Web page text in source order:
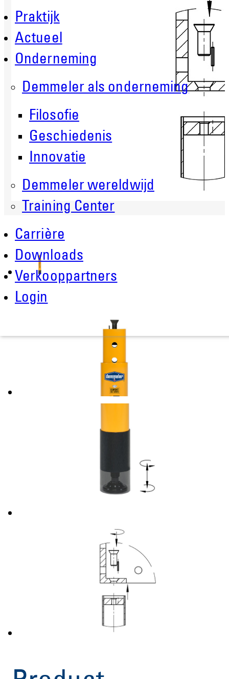
Praktijk
Actueel
Onderneming
Demmeler als onderneming
Filosofie
Geschiedenis
Innovatie
Demmeler wereldwijd
Training Center
Carrière
Downloads
Verkooppartners
Login